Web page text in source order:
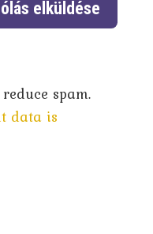
spam.
data is